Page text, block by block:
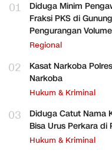
01
Diduga Minim
Fraksi PKS di
Pengurangan Volume
Regional
02
Kasat Narkoba
Narkoba
Hukum & Kriminal
03
Diduga Catut Nama
Bisa Urus Perkara di
Hukum & Kriminal